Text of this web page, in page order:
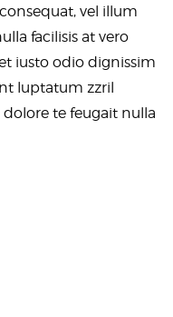
vel illum
facilisis at vero
iusto odio dignissim
luptatum zzril
te feugait nulla